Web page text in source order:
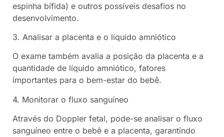
espinha bífida) e outros possíveis desafios no
desenvolvimento.
3. Analisar a placenta e o líquido amniótico
O exame também avalia a posição da placenta e a
quantidade de líquido amniótico, fatores
importantes para o bem-estar do bebê.
4. Monitorar o fluxo sanguíneo
Através do Doppler fetal, pode-se analisar o fluxo
sanguíneo entre o bebê e a placenta, garantindo